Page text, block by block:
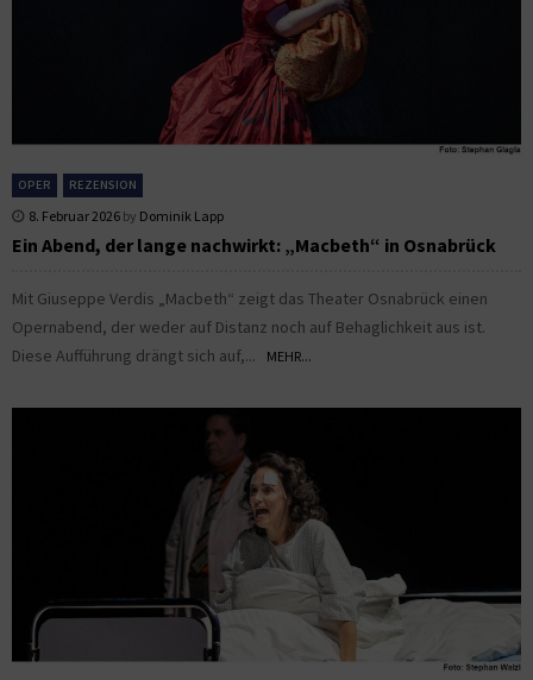
OPER REZENSION
8. Februar 2026 by Dominik Lapp
Ein Abend, der lange nachwirkt: „Macbeth“ in Osnabrück
Mit Giuseppe Verdis „Macbeth“ zeigt das Theater Osnabrück einen
Opernabend, der weder auf Distanz noch auf Behaglichkeit aus ist.
Diese Aufführung drängt sich auf,...
MEHR...